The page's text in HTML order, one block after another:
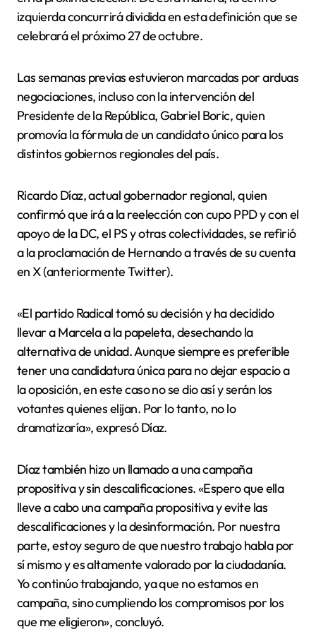
izquierda concurrirá dividida en esta definición que se
celebrará el próximo 27 de octubre.
Las semanas previas estuvieron marcadas por arduas
negociaciones, incluso con la intervención del
Presidente de la República, Gabriel Boric, quien
promovía la fórmula de un candidato único para los
distintos gobiernos regionales del país.
Ricardo Díaz, actual gobernador regional, quien
confirmó que irá a la reelección con cupo PPD y con el
apoyo de la DC, el PS y otras colectividades, se refirió
a la proclamación de Hernando a través de su cuenta
en X (anteriormente Twitter).
«El partido Radical tomó su decisión y ha decidido
llevar a Marcela a la papeleta, desechando la
alternativa de unidad. Aunque siempre es preferible
tener una candidatura única para no dejar espacio a
la oposición, en este caso no se dio así y serán los
votantes quienes elijan. Por lo tanto, no lo
dramatizaría», expresó Díaz.
Díaz también hizo un llamado a una campaña
propositiva y sin descalificaciones. «Espero que ella
lleve a cabo una campaña propositiva y evite las
descalificaciones y la desinformación. Por nuestra
parte, estoy seguro de que nuestro trabajo habla por
sí mismo y es altamente valorado por la ciudadanía.
Yo continúo trabajando, ya que no estamos en
campaña, sino cumpliendo los compromisos por los
que me eligieron», concluyó.